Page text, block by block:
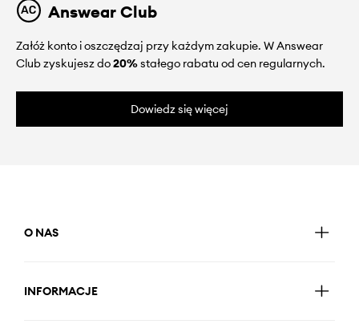
Answear Club
Załóż konto i oszczędzaj przy każdym zakupie. W Answear
Club zyskujesz do20%stałego rabatu od cen regularnych.
Dowiedz się więcej
O NAS
INFORMACJE